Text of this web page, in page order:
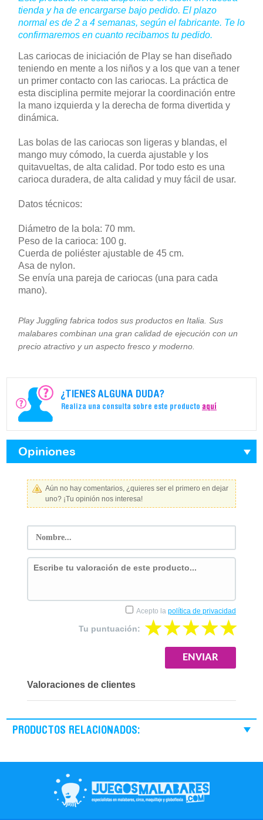
tienda y ha de encargarse bajo pedido. El plazo
normal es de 2 a 4 semanas, según el fabricante. Te lo
confirmaremos en cuanto recibamos tu pedido.
Las cariocas de iniciación de Play se han diseñado
teniendo en mente a los niños y a los que van a tener
un primer contacto con las cariocas. La práctica de
esta disciplina permite mejorar la coordinación entre
la mano izquierda y la derecha de forma divertida y
dinámica.
Las bolas de las cariocas son ligeras y blandas, el
mango muy cómodo, la cuerda ajustable y los
quitavueltas, de alta calidad. Por todo esto es una
carioca duradera, de alta calidad y muy fácil de usar.
Datos técnicos:
Diámetro de la bola: 70 mm.
Peso de la carioca: 100 g.
Cuerda de poliéster ajustable de 45 cm.
Asa de nylon.
Se envía una pareja de cariocas (una para cada
mano).
Play Juggling fabrica todos sus productos en Italia. Sus
malabares combinan una gran calidad de ejecución con un
precio atractivo y un aspecto fresco y moderno.
¿TIENES ALGUNA DUDA?
Realiza una consulta sobre este producto aquí
Opiniones
Aún no hay comentarios, ¿quieres ser el primero en dejar
uno? ¡Tu opinión nos interesa!
Valoraciones de clientes
Tu puntuación:
Acepto la política de privacidad
PRODUCTOS RELACIONADOS: